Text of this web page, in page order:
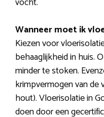
Wanneer moet ik
Kiezen voor
behaaglijkheid in huis.
minder te stoken.
krimpvermogen van de
hout). Vloerisolatie in
doen door een